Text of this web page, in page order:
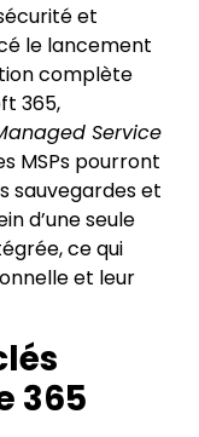
et
le lancement
complète
365,
Service
MSPs pourront
sauvegardes et
d’une seule
ce qui
et leur
365